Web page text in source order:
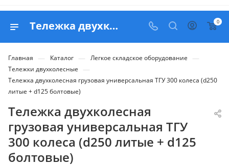
Тележка двухколесная грузовая универсальная ТГУ 300 колеса (d250 литые + d125 болтовые) - продажа в Белапекс 0
Главная — Каталог — Легкое складское оборудование —
Тележки двухколесные —
Тележка двухколесная грузовая универсальная ТГУ 300 колеса (d250
литые + d125 болтовые)
Тележка двухколесная
грузовая универсальная ТГУ
300 колеса (d250 литые + d125
болтовые)